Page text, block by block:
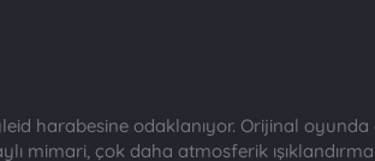
harabesine odaklanıyor. Orijinal
mimari, çok daha atmosferik